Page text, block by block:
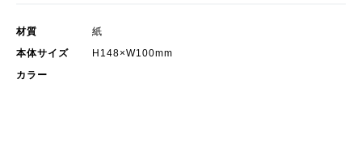
材質
紙
本体サイズ
H148×W100mm
カラー